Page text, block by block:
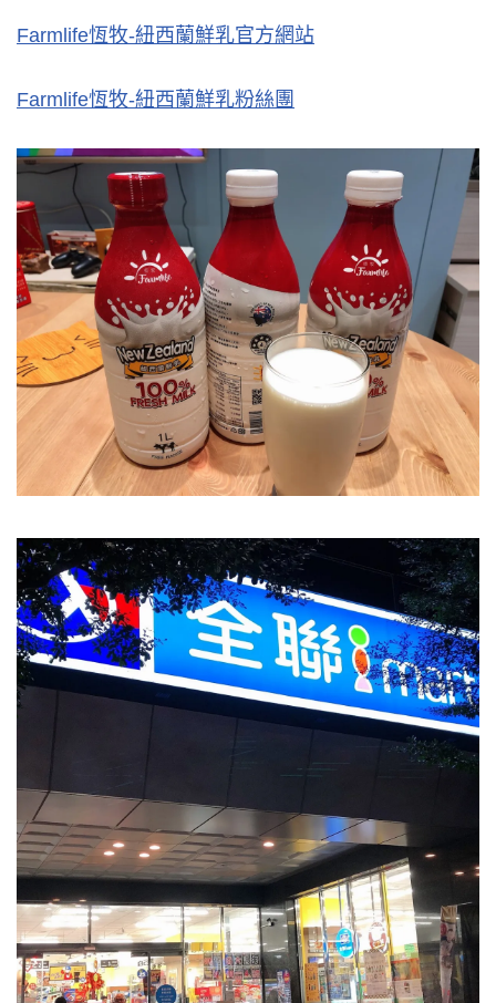
Farmlife恆牧-紐西蘭鮮乳官方網站
Farmlife恆牧-紐西蘭鮮乳粉絲團